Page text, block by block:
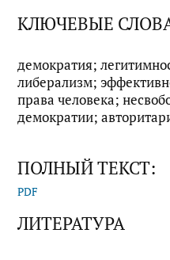
КЛЮЧЕВЫЕ
демократия;
либерализм;
права человека;
демократии;
ПОЛНЫЙ ТЕКСТ:
PDF
ЛИТЕРАТУРА